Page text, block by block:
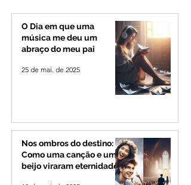
Paranaíba
O Dia em que uma
música me deu um
abraço do meu pai
25 de mai. de 2025
Nos ombros do destino:
Como uma canção e um
beijo viraram eternidade